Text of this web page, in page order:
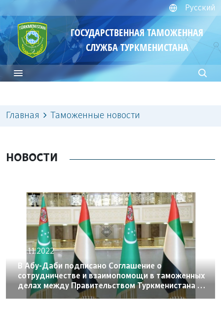
Русский
ГОСУДАРСТВЕННАЯ ТАМОЖЕННАЯ
СЛУЖБА ТУРКМЕНИСТАНА
Главная Таможенные новости
НОВОСТИ
23.11.2022
В Абу-Даби подписано Соглашение о
сотрудничестве и взаимопомощи в таможенных
делах между Правительством Туркменистана и
Правительством Объединённых Арабских